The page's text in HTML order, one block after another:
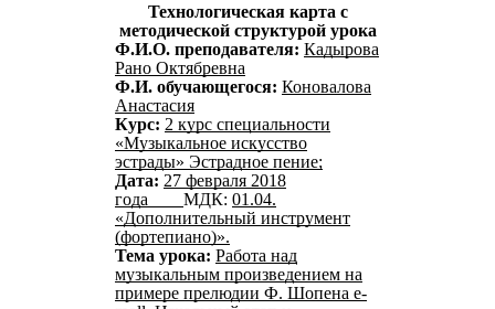
Технологическая карта с
методической структурой урока
Ф.И.О. преподавателя: Кадырова
Рано Октябревна
Ф.И. обучающегося: Коновалова
Анастасия
Курс: 2 курс специальности
«Музыкальное искусство
эстрады» Эстрадное пение;
Дата: 27 февраля 2018
года МДК: 01.04.
«Дополнительный инструмент
(фортепиано)».
Тема урока: Работа над
музыкальным произведением на
примере прелюдии Ф. Шопена e-